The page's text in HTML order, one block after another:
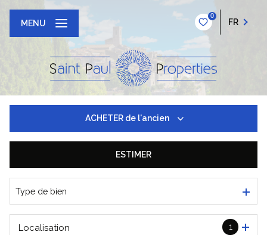
0
FR
MENU
ACHETER de l'ancien
ESTIMER
Type de bien
1
Localisation